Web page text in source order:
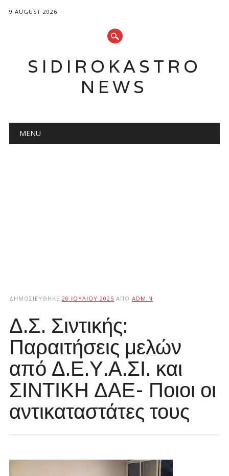
9 AUGUST 2026
SIDIROKASTRO
NEWS
Main menu
MENU
ΔΗΜΟΣΙΕΎΘΗΚΕ 20 ΙΟΥΛΊΟΥ 2025 ΑΠΌ ADMIN
Δ.Σ. Σιντικής:
Παραιτήσεις μελών
από Δ.Ε.Υ.Α.ΣΙ. και
ΣΙΝΤΙΚΗ ΔΑΕ- Ποιοι οι
αντικαταστάτες τους